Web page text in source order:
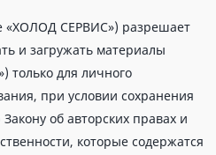
«ХОЛОД СЕРВИС») разрешает
и загружать материалы
только для личного
при условии сохранения
об авторских правах и
которые содержатся